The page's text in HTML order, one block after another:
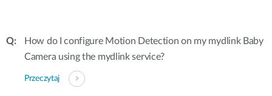
How do I configure Motion Detection on my mydlink Baby
Camera using the mydlink service?
Przeczytaj